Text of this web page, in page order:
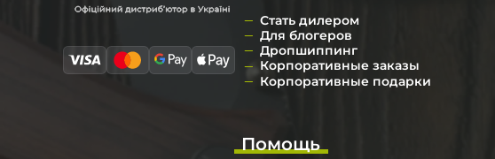
Стать дилером
Для блогеров
Дропшиппинг
Корпоративные заказы
Корпоративные подарки
Помощь